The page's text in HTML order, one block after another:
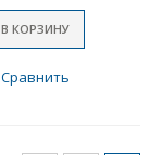
В КОРЗИНУ
Сравнить